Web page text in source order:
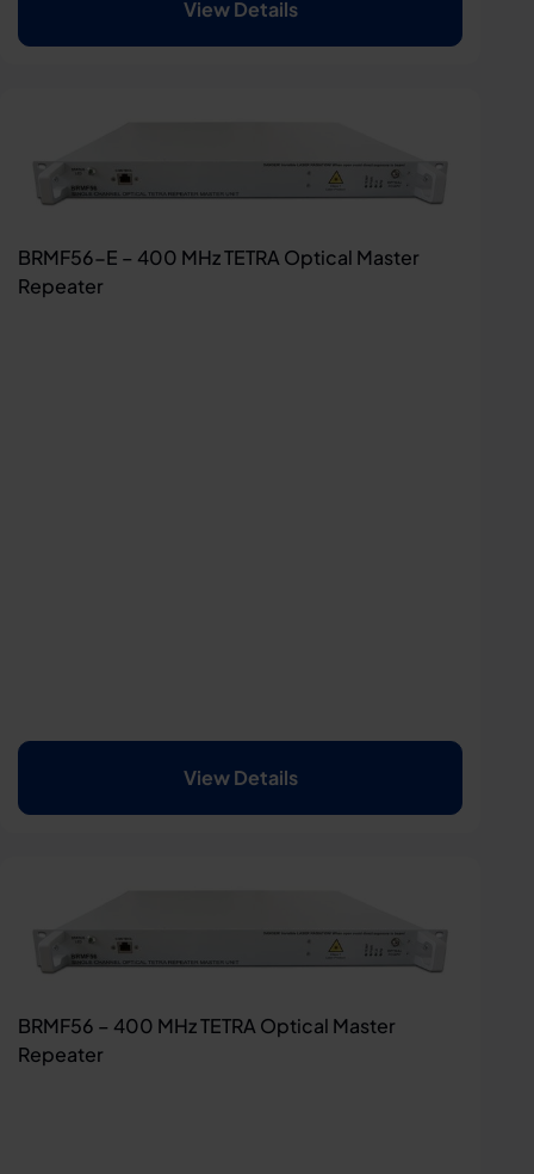
View Details
BRMF56-E – 400 MHz TETRA Optical Master
Repeater
View Details
BRMF56 – 400 MHz TETRA Optical Master
Repeater